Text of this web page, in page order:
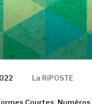
La RiPOSTE
Courtes, Numéros